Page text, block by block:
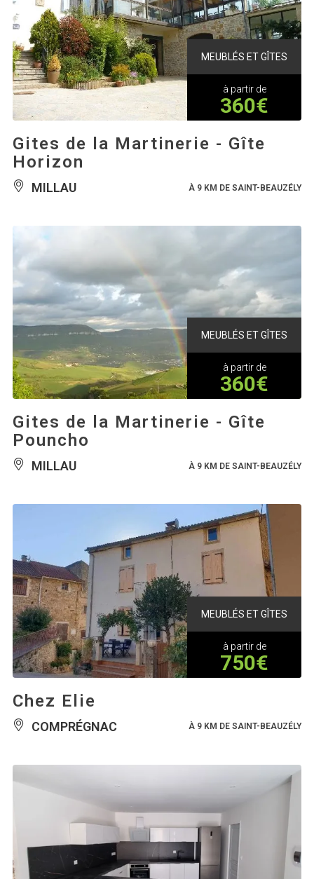
MEUBLÉS ET GÎTES
à partir de
360€
Gites de la Martinerie - Gîte
Horizon
MILLAU À 9 KM DE SAINT-BEAUZÉLY
MEUBLÉS ET GÎTES
à partir de
360€
Gites de la Martinerie - Gîte
Pouncho
MILLAU À 9 KM DE SAINT-BEAUZÉLY
MEUBLÉS ET GÎTES
à partir de
750€
Chez Elie
COMPRÉGNAC À 9 KM DE SAINT-BEAUZÉLY